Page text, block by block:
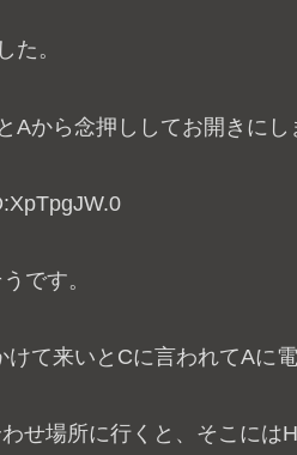
た。
から念押ししてお開きにし
です。
て来いとCに言われてAに
せ場所に行くと、そこには